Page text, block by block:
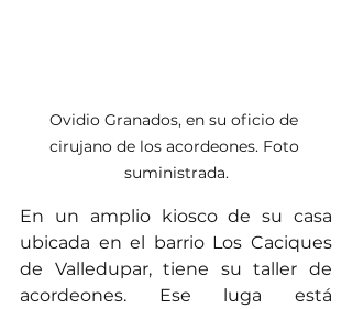
Ovidio Granados, en su oficio de
cirujano de los acordeones. Foto
suministrada.
En un amplio kiosco de su casa
ubicada en el barrio Los Caciques
de Valledupar, tiene su taller de
acordeones. Ese luga está